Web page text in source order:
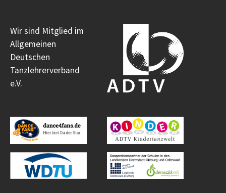
Wir sind Mitglied im
Allgemeinen
Deutschen
Tanzlehrerverband
e.V.